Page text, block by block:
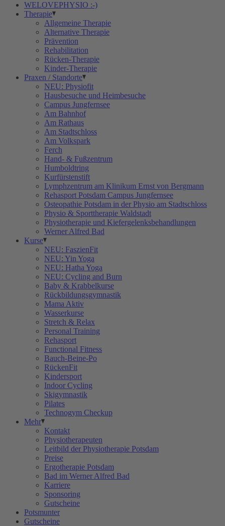
WELOVEPHYSIO :-)
Therapie
Allgemeine Therapie
Alternative Therapie
Prävention
Rehabilitation
Rücken-Therapie
Kinder-Therapie
Praxen / Standorte
NEU: Physiofit
Hausbesuche und Heimbesuche
Campus Jungfernsee
Am Bahnhof
Am Rathaus
Am Stadtschloss
Am Volkspark
Ferch
Hand- & Fußzentrum
Humboldtring
Kurfürstenstift
Lymphzentrum am Klinikum Ernst von Bergmann
Rehasport Potsdam Campus Jungfernsee
Osteopathie Potsdam in der Physio am Stadtschloss
Physio & Sporttherapie Waldstadt
Physiotherapie und Kiefergelenksbehandlungen
Werner Alfred Bad
Kurse
NEU: FaszienFit
NEU: Yin Yoga
NEU: Hatha Yoga
NEU: Cycling and Burn
Baby & Krabbelkurse
Rückbildungsgymnastik
Mama Aktiv
Wasserkurse
Stretch & Relax
Personal Training
Rehasport
Functional Fitness
Bauch-Beine-Po
RückenFit
Kindersport
Indoor Cycling
Skigymnastik
Pilates
Technogym Checkup
Mehr
Kontakt
Physiotherapeuten
Leitbild der Physiotherapie Potsdam
Preise
Ergotherapie Potsdam
Bad im Werner Alfred Bad
Karriere
Sponsoring
Gutscheine
Potsmunter
Gutscheine